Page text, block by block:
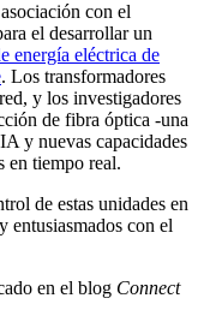
con el
el desarrollar un
energía eléctrica de
. Los transformadores
y los investigadores
de fibra óptica -una
y nuevas capacidades
en tiempo real.
de estas unidades en
con el
en el blog Connect